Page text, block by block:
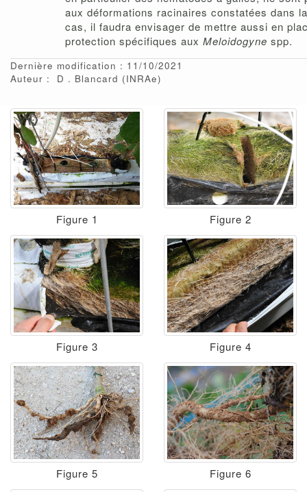
aux déformations racinaires constatées dans
cas, il faudra envisager de mettre aussi en
protection spécifiques aux Meloidogyne spp.
Dernière modification : 11/10/2021
Auteur :
D Blancard (INRAe)
Figure 1 Figure 2
Figure 3 Figure 4
Figure 5 Figure 6